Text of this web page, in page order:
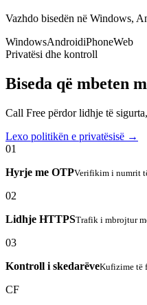
Vazhdo bisedën në Windows,
WindowsAndroidiPhoneWeb
Privatësi dhe kontroll
Biseda që mbeten
Call Free përdor lidhje të
Lexo politikën e privatësisë →
01
Hyrje me OTPVerifikim i numrit
02
Lidhje HTTPSTrafik i mbrojtur
03
Kontroll i skedarëveKufizime të
CF